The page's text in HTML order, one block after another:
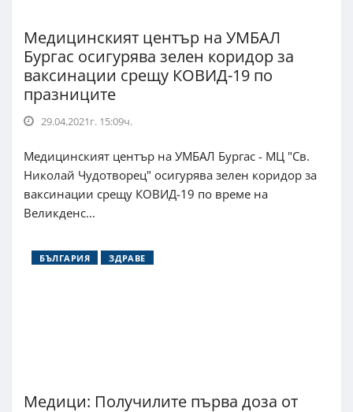
Медицинският център на УМБАЛ
Бургас осигурява зелен коридор за
ваксинации срещу КОВИД-19 по
празниците
29.04.2021г. 15:09ч.
Медицинският център на УМБАЛ Бургас - МЦ "Св.
Николай Чудотворец" осигурява зелен коридор за
ваксинации срещу КОВИД-19 по време на
Великденс...
БЪЛГАРИЯ ЗДРАВЕ
Медици: Получилите първа доза от